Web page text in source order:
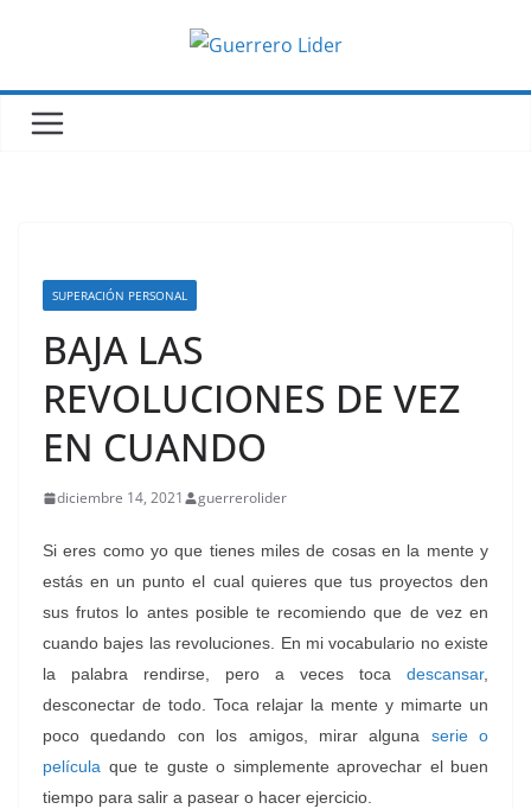
SUPERACIÓN PERSONAL
BAJA LAS
REVOLUCIONES DE VEZ
EN CUANDO
diciembre 14, 2021 guerrerolider
Si eres como yo que tienes miles de cosas en la mente y
estás en un punto el cual quieres que tus proyectos den
sus frutos lo antes posible te recomiendo que de vez en
cuando bajes las revoluciones. En mi vocabulario no existe
la palabra rendirse, pero a veces toca descansar,
desconectar de todo. Toca relajar la mente y mimarte un
poco quedando con los amigos, mirar alguna serie o
película que te guste o simplemente aprovechar el buen
tiempo para salir a pasear o hacer ejercicio.